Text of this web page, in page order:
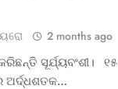
2 months ago
ସୂର୍ଯ୍ୟବଂଶୀ। ୧୫
ଅର୍ଦ୍ଧଶତକ…